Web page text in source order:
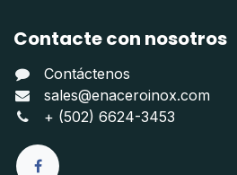
Contacte con nosotros
Contáctenos
sales@enaceroinox.com
+ (502) 6624-3453